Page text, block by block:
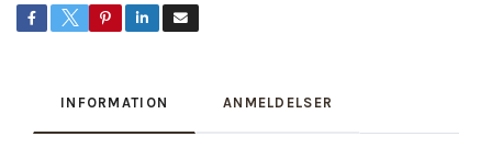
INFORMATION ANMELDELSER